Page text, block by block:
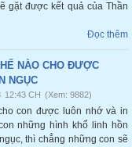
gặt được kết quả của Thần
Đọc thêm
NÀO CHO ĐƯỢC
NGỤC
12:43 CH (Xem: 9882)
con được luôn nhớ và in
những hình khổ linh hồn
thì chẳng những con sẽ